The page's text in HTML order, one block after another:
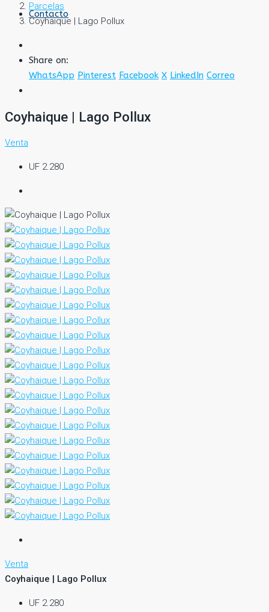
Contacto
Parcelas
Coyhaique | Lago Pollux
Share on:
WhatsApp Pinterest Facebook X LinkedIn Correo
Coyhaique | Lago Pollux
Venta
UF 2.280
Venta
Coyhaique | Lago Pollux
UF 2.280